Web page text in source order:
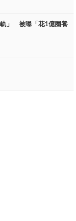
當的平靜，海龜及海
慮的地方，海龜即使
」 被曝「花1億圈養